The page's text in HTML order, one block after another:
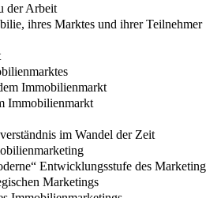
der Arbeit
ihres Marktes und ihrer Teilnehmer
Immobilienmarkt
Immobilienmarkt
im Wandel der Zeit
Entwicklungsstufe des
Marketings